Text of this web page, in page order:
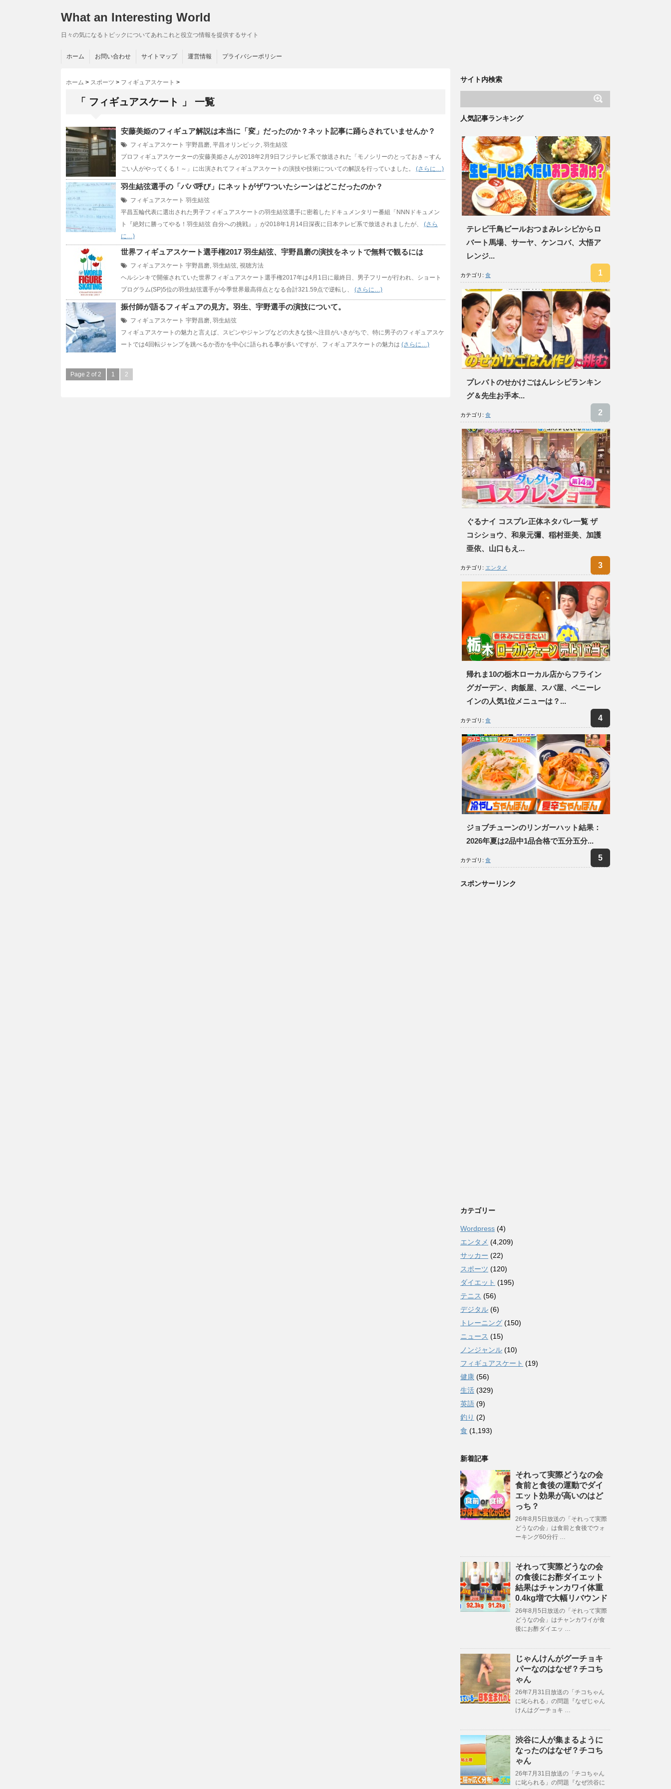
What an Interesting World
日々の気になるトピックについてあれこれと役立つ情報を提供するサイト
ホーム お問い合わせ サイトマップ 運営情報 プライバシーポリシー
ホーム > スポーツ > フィギュアスケート >
「 フィギュアスケート 」 一覧
安藤美姫のフィギュア解説は本当に「変」だったのか？ネット記事に踊らされていませんか？
フィギュアスケート 宇野昌磨, 平昌オリンピック , 羽生結弦
プロフィギュアスケーターの安藤美姫さんが2018年2月9日フジテレビ系で放送された「モノシリーのとっておき～すん
ごい人がやってくる！～」に出演されてフィギュアスケートの演技や技術についての解説を行っていました。 (さらに…)
羽生結弦選手の「パパ呼び」にネットがザワついたシーンはどこだったのか？
フィギュアスケート 羽生結弦
平昌五輪代表に選出された男子フィギュアスケートの羽生結弦選手に密着したドキュメンタリー番組「NNNドキュメン
ト『絶対に勝ってやる！羽生結弦 自分への挑戦』」が2018年1月14日深夜に日本テレビ系で放送されましたが、 (さら
に…)
世界フィギュアスケート選手権2017 羽生結弦、宇野昌磨の演技をネットで無料で観るには
フィギュアスケート 宇野昌磨, 羽生結弦, 視聴方法
ヘルシンキで開催されていた世界フィギュアスケート選手権2017年は4月1日に最終日、男子フリーが行われ、ショート
プログラム(SP)5位の羽生結弦選手が今季世界最高得点となる合計321.59点で逆転し、 (さらに…)
振付師が語るフィギュアの見方。羽生、宇野選手の演技について。
フィギュアスケート 宇野昌磨, 羽生結弦
フィギュアスケートの魅力と言えば、スピンやジャンプなどの大きな技へ注目がいきがちで、特に男子のフィギュアスケ
ートでは4回転ジャンプを跳べるか否かを中心に語られる事が多いですが、フィギュアスケートの魅力は (さらに…)
Page 2 of 2 1 2
サイト内検索
人気記事ランキング
テレビ千鳥ビールおつまみレシピからロ
バート馬場、サーヤ、ケンコバ、大悟ア
レンジ...
カテゴリ: 食
プレバトのせかけごはんレシピランキン
グ＆先生お手本...
カテゴリ: 食
ぐるナイ コスプレ正体ネタバレ一覧 ザ
コシショウ、和泉元彌、稲村亜美、加護
亜依、山口もえ...
カテゴリ: エンタメ
帰れま10の栃木ローカル店からフライン
グガーデン、肉飯屋、スパ屋、ペニーレ
インの人気1位メニューは？...
カテゴリ: 食
ジョブチューンのリンガーハット結果：
2026年夏は2品中1品合格で五分五分...
カテゴリ: 食
スポンサーリンク
カテゴリー
Wordpress (4)
エンタメ (4,209)
サッカー (22)
スポーツ (120)
ダイエット (195)
テニス (56)
デジタル (6)
トレーニング (150)
ニュース (15)
ノンジャンル (10)
フィギュアスケート (19)
健康 (56)
生活 (329)
英語 (9)
釣り (2)
食 (1,193)
新着記事
それって実際どうなの会
食前と食後の運動でダイ
エット効果が高いのはど
っち？
26年8月5日放送の「それって実際
どうなの会」は食前と食後でウォ
ーキング60分行 …
それって実際どうなの会
の食後にお酢ダイエット
結果はチャンカワイ体重
0.4kg増で大幅リバウンド
26年8月5日放送の「それって実際
どうなの会」はチャンカワイが食
後にお酢ダイエッ …
じゃんけんがグーチョキ
パーなのはなぜ？チコち
ゃん
26年7月31日放送の「チコちゃん
に叱られる」の問題『なぜじゃん
けんはグーチョキ …
渋谷に人が集まるように
なったのはなぜ？チコち
ゃん
26年7月31日放送の「チコちゃん
に叱られる」の問題『なぜ渋谷に